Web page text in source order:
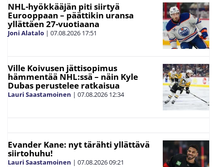
NHL-hyökkääjän piti siirtyä
Eurooppaan – päättikin uransa
yllättäen 27-vuotiaana
Joni Alatalo | 07.08.2026 17:51
Ville Koivusen jättisopimus
hämmentää NHL:ssä – näin Kyle
Dubas perustelee ratkaisua
Lauri Saastamoinen | 07.08.2026 12:34
Evander Kane: nyt tärähti yllättävä
siirtohuhu!
Lauri Saastamoinen | 07.08.202609:21